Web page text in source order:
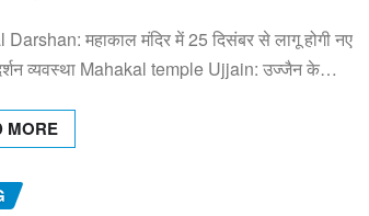
महाकाल मंदिर में 25 दिसंबर से लागू होगी नए
व्यवस्था Mahakal temple Ujjain: उज्जैन के…
MORE